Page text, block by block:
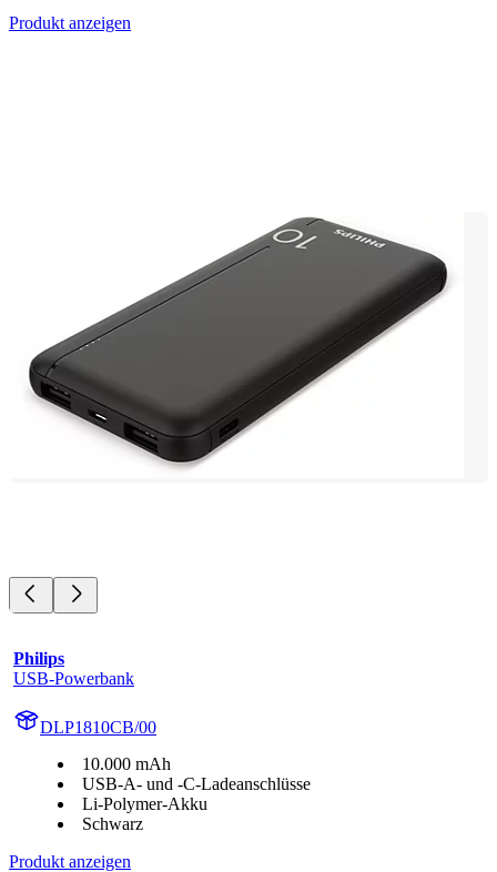
Produkt anzeigen
Philips
USB-Powerbank
DLP1810CB/00
10.000 mAh
USB-A- und -C-Ladeanschlüsse
Li-Polymer-Akku
Schwarz
Produkt anzeigen